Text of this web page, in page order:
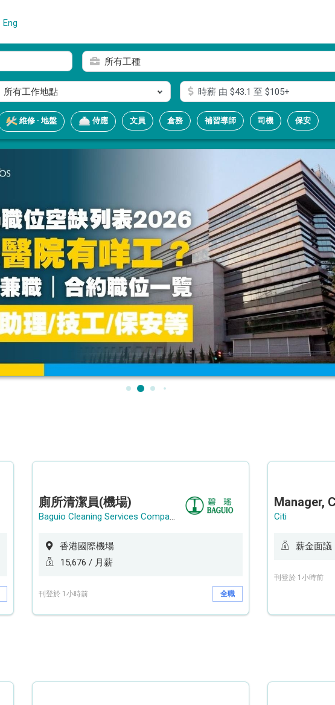
Eng
所有工種
所有工作地點 時薪由 $43.1 至 $105+
維修 · 地盤 侍應 文員 倉務 補習導師 司機 保安
廁所清潔員(機場)
Baguio Cleaning Services Company Limited
香港國際機場
15,676 / 月薪
刊登於 1小時前 全職
Citi
薪金面議
刊登於 1小時前